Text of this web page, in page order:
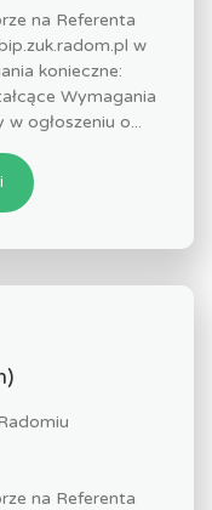
na Referenta
w
konieczne:
Wymagania
ogłoszeniu o...
na Referenta